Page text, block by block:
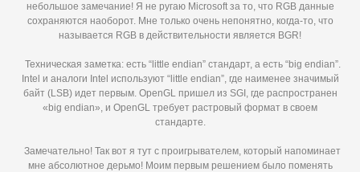
небольшое замечание! Я не ругаю Microsoft за то, что RGB данные
сохраняются наоборот. Мне только очень непонятно, когда-то, что
называется RGB в действительности является BGR!
Техническая заметка: есть “little endian” стандарт, а есть “big endian”.
Intel и аналоги Intel используют “little endian”, где наименее значимый
байт (LSB) идет первым. OpenGL пришел из SGI, где распространен
«big endian», и OpenGL требует растровый формат в своем
стандарте.
Замечательно! Так вот я тут с проигрывателем, который напоминает
мне абсолютное дерьмо! Моим первым решением было поменять